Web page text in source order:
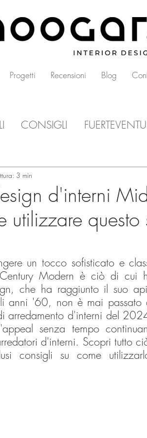
Progetti Recensioni Blog
d'interni
utilizzare questo
3 min
un tocco sofisticato e
Century Modern è ciò di cui
che ha raggiunto il suo
anni '60, non è mai passato
arredamento d'interni del
senza tempo
d'interni. Scopri tutto
consigli su come
CONSIGLI